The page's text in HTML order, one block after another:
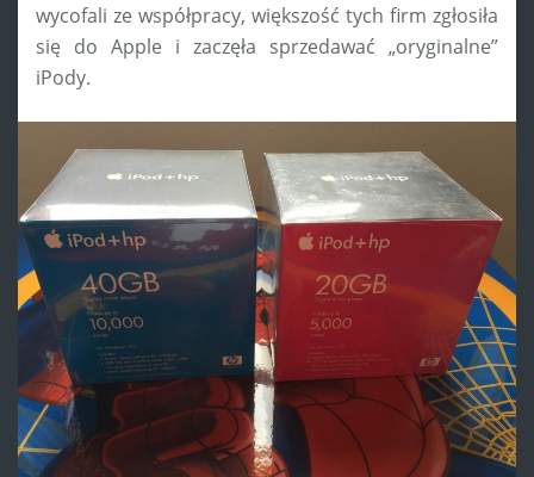
wycofali ze współpracy, większość tych firm zgłosiła
się do Apple i zaczęła sprzedawać „oryginalne”
iPody.